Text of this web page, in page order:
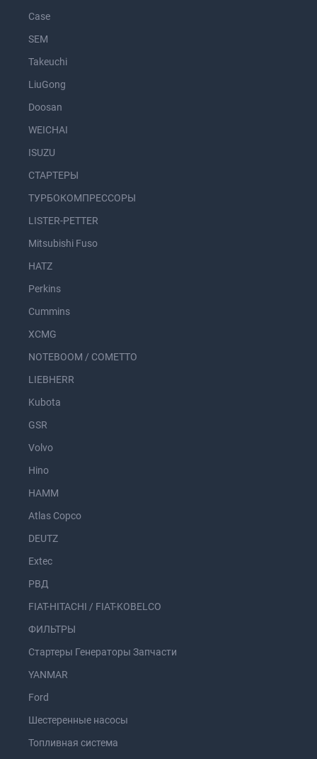
Case
SEM
Takeuchi
LiuGong
Doosan
WEICHAI
ISUZU
СТАРТЕРЫ
ТУРБОКОМПРЕССОРЫ
LISTER-PETTER
Mitsubishi Fuso
HATZ
Perkins
Cummins
XCMG
NOTEBOOM / COMETTO
LIEBHERR
Kubota
GSR
Volvo
Hino
HAMM
Atlas Copco
DEUTZ
Extec
РВД
FIAT-HITACHI / FIAT-KOBELCO
ФИЛЬТРЫ
Стартеры Генераторы Запчасти
YANMAR
Ford
Шестеренные насосы
Топливная система